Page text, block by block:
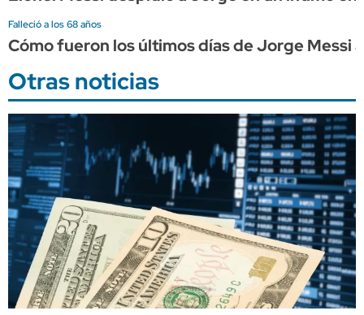
Falleció a los 68 años
Cómo fueron los últimos días de Jorge Messi
Otras noticias